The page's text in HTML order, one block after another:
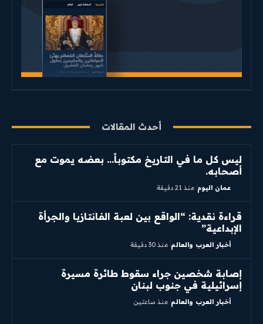
أحدث المقالات
ليس كل ما في التاريخ مكتوباً… بعضه يموت مع
أصحابه.
عمان اليوم منذ 21 دقيقة
قراءة نقدية: “الواقع بين لعبة الفانتازيا والجرأة
الإبداعية”
أخبار العرب والعالم منذ 30 دقيقة
إصابة شخصين جراء سقوط طائرة مسيرة
إسرائيلية في جنوب لبنان
أخبار العرب والعالم منذ ساعتين